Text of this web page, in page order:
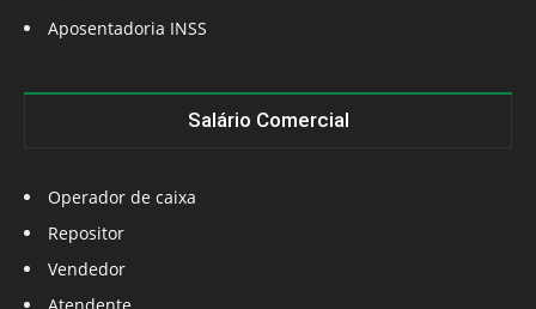
Aposentadoria INSS
Salário Comercial
Operador de caixa
Repositor
Vendedor